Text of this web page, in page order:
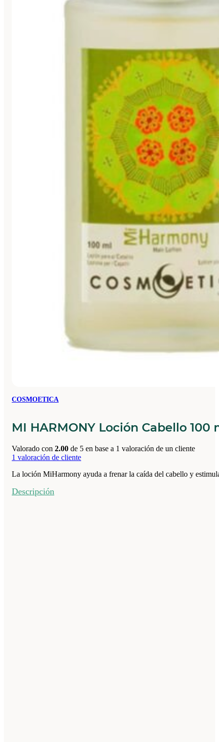
COSMOETICA
MI HARMONY Loción Cabello 100
Valorado con 2.00 de 5 en base a 1 valoración de un cliente
1 valoración de cliente
La loción MiHarmony ayuda a frenar la caída del cabello y
Descripción